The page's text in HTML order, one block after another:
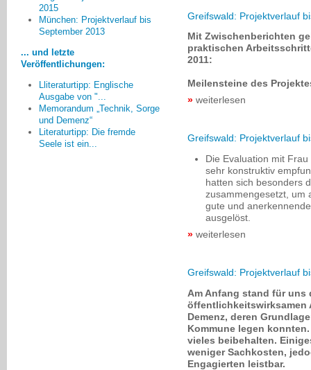
Greifswald: Projektverlauf
Mit Zwischenberichten
praktischen
2011:
Meilensteine des
weiterlesen
Greifswald: Projektverlauf
Die Evaluation mit
sehr konstruktiv
hatten sich besonders
zusammengesetzt, um
gute und
ausgelöst.
weiterlesen
Greifswald: Projektverlauf
Am Anfang stand für
öffentlichkeitswirksamen
Demenz, deren
Kommune legen
vieles beibehalten.
weniger Sachkosten,
Engagierten leistbar.
2015
München: Projektverlauf bis
September 2013
... und letzte
Veröffentlichungen:
Lliteraturtipp: Englische
Ausgabe von "...
Memorandum „Technik, Sorge
und Demenz“
Literaturtipp: Die fremde
Seele ist ein...
Am meisten beeindruckt hat
mich der unproblematische und
offene Umgang von Kindern mit
Demenzkranken auch wenn sie
keine Vorerfahrungen haben.
Christine Einödshofer, Ingolstadt